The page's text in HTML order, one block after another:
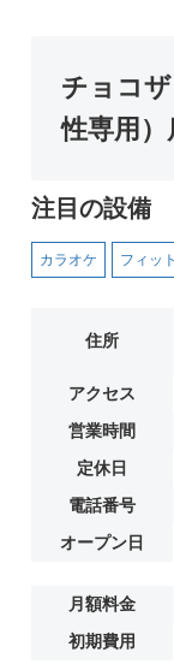
チョコ
性専用）
注目の設備
カラオケ フィッ
住所
アクセス
営業時間
定休日
電話番号
オープン日
月額料金
初期費用